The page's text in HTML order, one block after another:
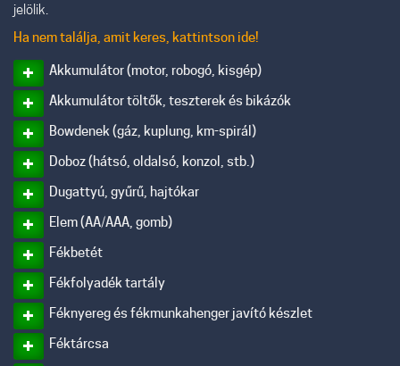
jelölik.
Ha nem találja, amit keres, kattintson ide!
Akkumulátor (motor, robogó, kisgép)
Akkumulátor töltők, teszterek és bikázók
Bowdenek (gáz, kuplung, km-spirál)
Doboz (hátsó, oldalsó, konzol, stb.)
Dugattyú, gyűrű, hajtókar
Elem (AA/AAA, gomb)
Fékbetét
Fékfolyadék tartály
Féknyereg és fékmunkahenger javító készlet
Féktárcsa